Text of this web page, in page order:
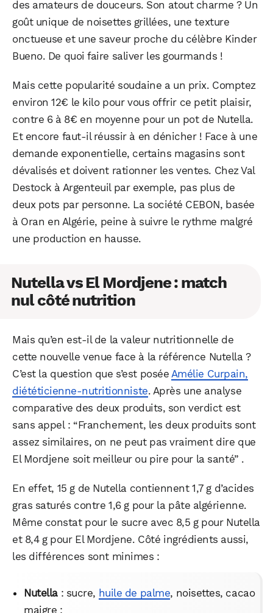
des amateurs de douceurs. Son atout charme ? Un
goût unique de noisettes grillées, une texture
onctueuse et une saveur proche du célèbre Kinder
Bueno. De quoi faire saliver les gourmands !
Mais cette popularité soudaine a un prix. Comptez
environ 12€ le kilo pour vous offrir ce petit plaisir,
contre 6 à 8€ en moyenne pour un pot de Nutella.
Et encore faut-il réussir à en dénicher ! Face à une
demande exponentielle, certains magasins sont
dévalisés et doivent rationner les ventes. Chez Val
Destock à Argenteuil par exemple, pas plus de
deux pots par personne. La société CEBON, basée
à Oran en Algérie, peine à suivre le rythme malgré
une production en hausse.
Nutella vs El Mordjene : match
nul côté nutrition
Mais qu’en est-il de la valeur nutritionnelle de
cette nouvelle venue face à la référence Nutella ?
C’est la question que s’est posée Amélie Curpain,
diététicienne-nutritionniste. Après une analyse
comparative des deux produits, son verdict est
sans appel : “Franchement, les deux produits sont
assez similaires, on ne peut pas vraiment dire que
El Mordjene soit meilleur ou pire pour la santé” .
En effet, 15 g de Nutella contiennent 1,7 g d’acides
gras saturés contre 1,6 g pour la pâte algérienne.
Même constat pour le sucre avec 8,5 g pour Nutella
et 8,4 g pour El Mordjene. Côté ingrédients aussi,
les différences sont minimes :
Nutella: sucre, huile de palme, noisettes, cacao
maigre ;
WhatsApp Telegram Email